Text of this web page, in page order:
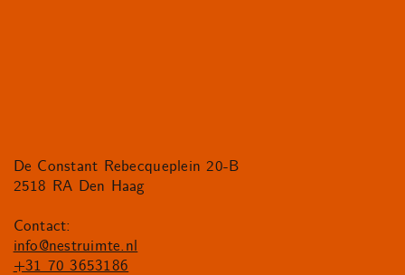
De Constant Rebecqueplein 20-B
2518 RA Den Haag
Contact:
info@nestruimte.nl
+31 70 3653186